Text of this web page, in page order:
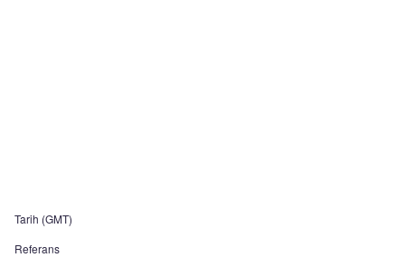
Tarih (GMT)
Referans